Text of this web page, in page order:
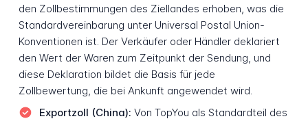
den Zollbestimmungen des Ziellandes erhoben, was die
Standardvereinbarung unter Universal Postal Union-
Konventionen ist. Der Verkäufer oder Händler deklariert
den Wert der Waren zum Zeitpunkt der Sendung, und
diese Deklaration bildet die Basis für jede
Zollbewertung, die bei Ankunft angewendet wird.
Exportzoll (China): Von TopYou als Standardteil des